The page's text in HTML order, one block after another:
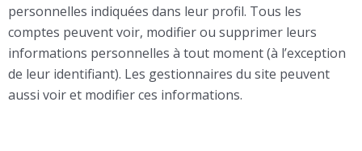
personnelles indiquées dans leur profil. Tous les
comptes peuvent voir, modifier ou supprimer leurs
informations personnelles à tout moment (à l’exception
de leur identifiant). Les gestionnaires du site peuvent
aussi voir et modifier ces informations.